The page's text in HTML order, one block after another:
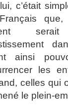
c’était
que,
ainsi
les
celles qui
le plein-